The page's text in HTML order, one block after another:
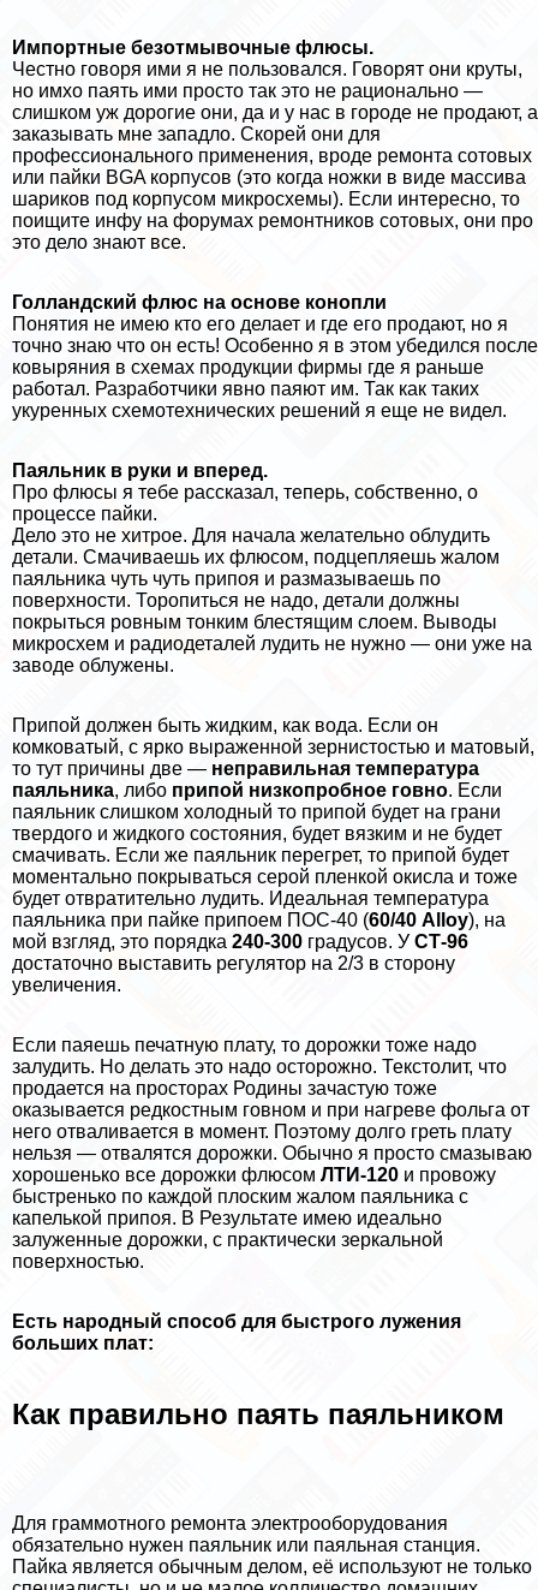
Импортные безотмывочные флюсы.
Честно говоря ими я не пользовался. Говорят они круты,
но имхо паять ими просто так это не рационально —
слишком уж дорогие они, да и у нас в городе не продают, а
заказывать мне западло. Скорей они для
профессионального применения, вроде ремонта сотовых
или пайки BGA корпусов (это когда ножки в виде массива
шариков под корпусом микросхемы). Если интересно, то
поищите инфу на форумах ремонтников сотовых, они про
это дело знают все.
Голландский флюс на основе конопли
Понятия не имею кто его делает и где его продают, но я
точно знаю что он есть! Особенно я в этом убедился после
ковыряния в схемах продукции фирмы где я раньше
работал. Разработчики явно паяют им. Так как таких
укуренных схемотехнических решений я еще не видел.
Паяльник в руки и вперед.
Про флюсы я тебе рассказал, теперь, собственно, о
процессе пайки.
Дело это не хитрое. Для начала желательно облyдить
детали. Смачиваешь их флюсом, подцепляешь жалом
паяльника чуть чуть припоя и размазываешь по
поверхности. Торопиться не надо, детали должны
покрыться ровным тонким блестящим слоем. Выводы
микросхем и радиодеталей лудить не нужно — они уже на
заводе облужены.
Припой должен быть жидким, как вода. Если он
комковатый, с ярко выраженной зернистостью и матовый,
то тут причины две — неправильная температура
паяльника, либо припой низкопробное гoвно. Если
паяльник слишком холодный то припой будет на грани
твердого и жидкого состояния, будет вязким и не будет
смачивать. Если же паяльник перегрет, то припой будет
моментально покрываться серой пленкой окисла и тоже
будет отвратительно лудить. Идеальная температура
паяльника при пайке припоем ПОС-40 (60/40 Alloy), на
мой взгляд, это порядка 240-300 градусов. У СТ-96
достаточно выставить регулятор на 2/3 в сторону
увеличения.
Если паяешь печатную плату, то дорожки тоже надо
залудить. Но делать это надо осторожно. Текстолит, что
продается на просторах Родины зачастую тоже
оказывается редкостным гoвном и при нагреве фольга от
него отваливается в момент. Поэтому долго греть плату
нельзя — отвалятся дорожки. Обычно я просто смазываю
хорошенько все дорожки флюсом ЛТИ-120 и провожу
быстренько по каждой плоским жалом паяльника с
капелькой припоя. В Результате имею идеально
залуженные дорожки, с пpaктически зеркальной
поверхностью.
Есть народный способ для быстрого лужения
больших плат:
Как правильно паять паяльником
Для граммотного ремонта электрооборудования
обязательно нужен паяльник или паяльная станция.
Пайка является обычным делом, её используют не только